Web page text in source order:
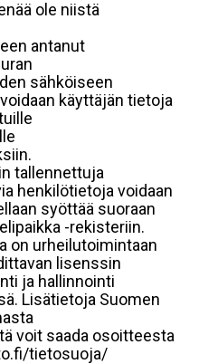
ole niistä
antanut
sähköiseen
käyttäjän tietoja
tallennettuja
henkilötietoja voidaan
syöttää suoraan
-rekisteriin.
on urheilutoimintaan
lisenssin
ja hallinnointi
Lisätietoja Suomen
voit saada osoitteesta
tietosuoja/